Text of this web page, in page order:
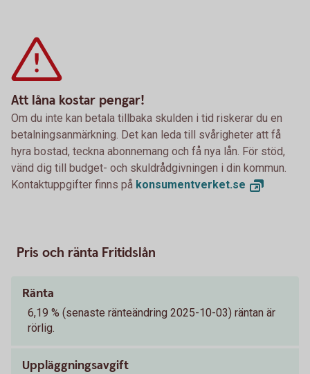
Att låna kostar pengar!
Om du inte kan betala tillbaka skulden i tid riskerar du en
betalningsanmärkning. Det kan leda till svårigheter att få
hyra bostad, teckna abonnemang och få nya lån. För stöd,
vänd dig till budget- och skuldrådgivningen i din kommun.
Kontaktuppgifter finns på konsumentverket.se
Pris och ränta Fritidslån
Ränta
6,19 % (senaste ränteändring 2025-10-03) räntan är
rörlig.
Uppläggningsavgift